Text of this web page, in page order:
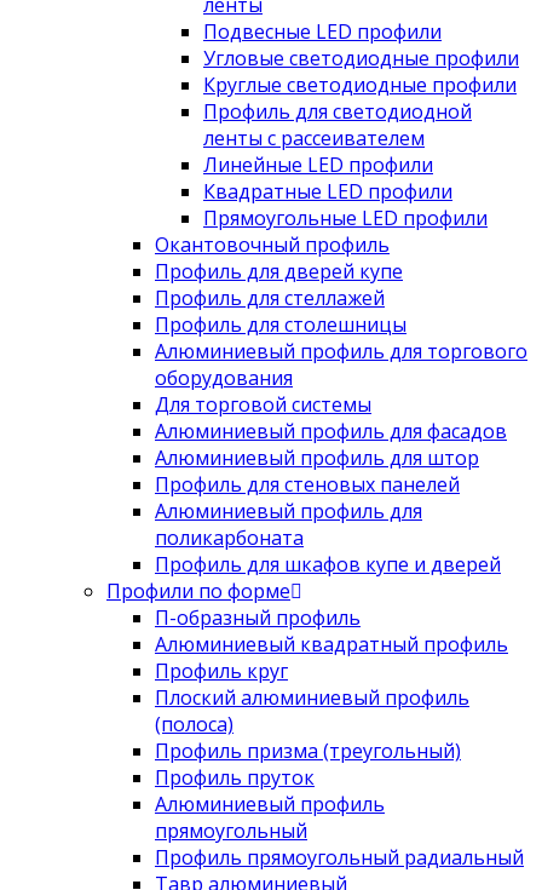
Подвесные LED профили
Угловые светодиодные профили
Круглые светодиодные профили
Профиль для светодиодной
ленты с рассеивателем
Линейные LED профили
Квадратные LED профили
Прямоугольные LED профили
Окантовочный профиль
Профиль для дверей купе
Профиль для стеллажей
Профиль для столешницы
Алюминиевый профиль для торгового
оборудования
Для торговой системы
Алюминиевый профиль для фасадов
Алюминиевый профиль для штор
Профиль для стеновых панелей
Алюминиевый профиль для
поликарбоната
Профиль для шкафов купе и дверей
Профили по форме
П-образный профиль
Алюминиевый квадратный профиль
Профиль круг
Плоский алюминиевый профиль
(полоса)
Профиль призма (треугольный)
Профиль пруток
Алюминиевый профиль
прямоугольный
Профиль прямоугольный радиальный
Тавр алюминиевый